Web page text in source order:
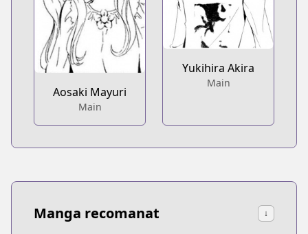
Aosaki Mayuri
Main
Yukihira Akira
Main
Manga recomanat ↓